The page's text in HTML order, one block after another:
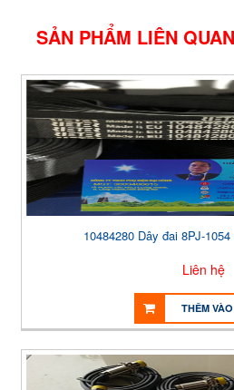
SẢN PHẨM LIÊN QUAN
10484280 Dây đai 8PJ-
Liên hệ
THÊM